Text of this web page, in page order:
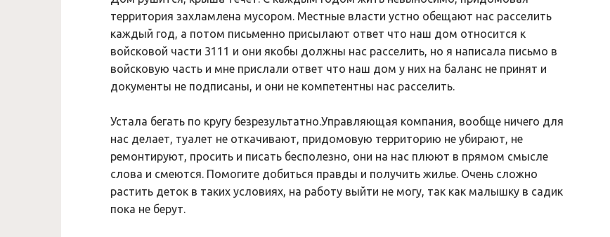
территория захламлена мусором. Местные власти устно обещают нас расселить
каждый год, а потом письменно присылают ответ что наш дом относится к
войсковой части 3111 и они якобы должны нас расселить, но я написала письмо в
войсковую часть и мне прислали ответ что наш дом у них на баланс не принят и
документы не подписаны, и они не компетентны нас расселить.
Устала бегать по кругу безрезультатно.Управляющая компания, вообще ничего для
нас делает, туалет не откачивают, придомовую территорию не убирают, не
ремонтируют, просить и писать бесполезно, они на нас плюют в прямом смысле
слова и смеются. Помогите добиться правды и получить жилье. Очень сложно
растить деток в таких условиях, на работу выйти не могу, так как малышку в садик
пока не берут.